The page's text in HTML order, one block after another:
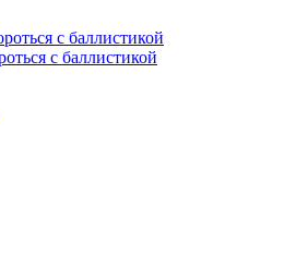
с баллистикой